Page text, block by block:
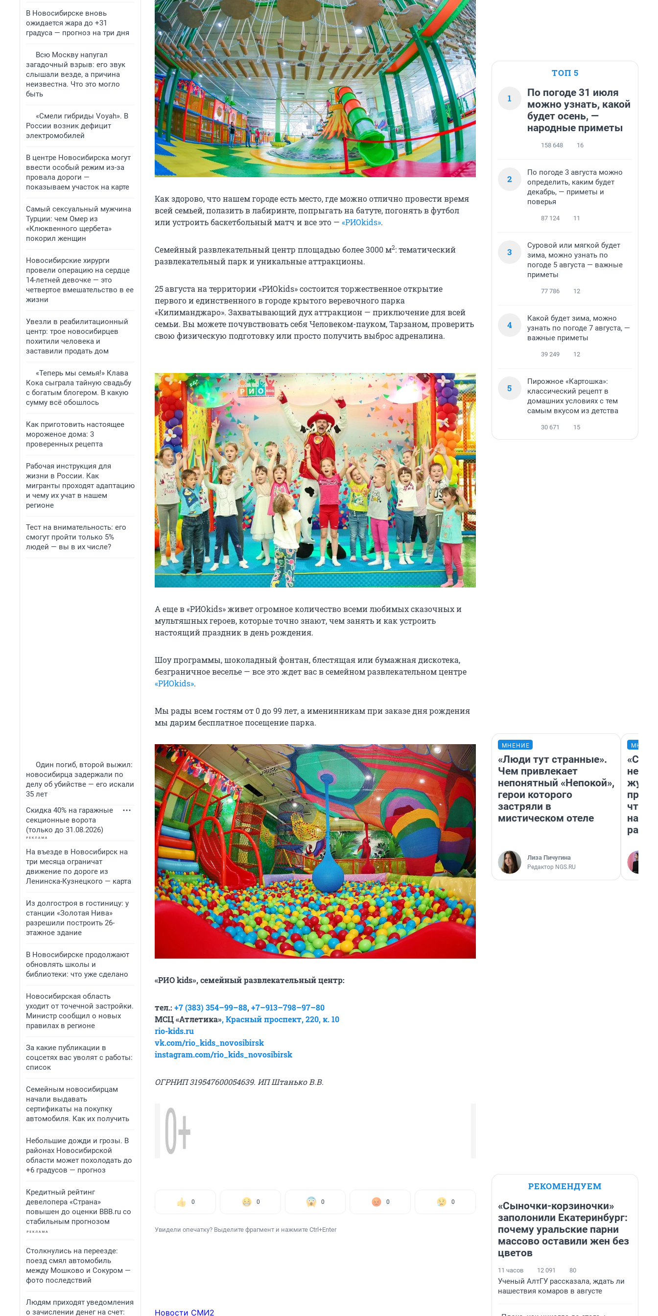
В Новосибирске вновь
ожидается жара до +31
градуса — прогноз на три дня
Всю Москву напугал
загадочный взрыв: его звук
слышали везде, а причина
неизвестна. Что это могло
быть
«Смели гибриды Voyah». В
России возник дефицит
электромобилей
В центре Новосибирска могут
ввести особый режим из-за
провала дороги —
показываем участок на карте
Самый сексуальный мужчина
Турции: чем Омер из
«Клюквенного щербета»
покорил женщин
Новосибирские хирурги
провели операцию на сердце
14-летней девочке — это
четвертое вмешательство в ее
жизни
Увезли в реабилитационный
центр: трое новосибирцев
похитили человека и
заставили продать дом
«Теперь мы семья!» Клава
Кока сыграла тайную свадьбу
с богатым блогером. В какую
сумму всё обошлось
Как приготовить настоящее
мороженое дома: 3
проверенных рецепта
Рабочая инструкция для
жизни в России. Как
мигранты проходят адаптацию
и чему их учат в нашем
регионе
Тест на внимательность: его
смогут пройти только 5%
людей — вы в их числе?
Один погиб, второй выжил:
новосибирца задержали по
делу об убийстве — его искали
35 лет
Скидка 40% на гаражные
секционные ворота
(только до 31.08.2026)
На въезде в Новосибирск на
три месяца ограничат
движение по дороге из
Ленинска-Кузнецкого — карта
Из долгостроя в гостиницу: у
станции «Золотая Нива»
разрешили построить 26-
этажное здание
В Новосибирске продолжают
обновлять школы и
библиотеки: что уже сделано
Новосибирская область
уходит от точечной застройки.
Министр сообщил о новых
правилах в регионе
За какие публикации в
соцсетях вас уволят с работы:
список
Семейным новосибирцам
начали выдавать
сертификаты на покупку
автомобиля. Как их получить
Небольшие дожди и грозы. В
районах Новосибирской
области может похолодать до
+6 градусов — прогноз
Кредитный рейтинг
девелопера «Страна»
повышен до оценки BBB.ru со
стабильным прогнозом
Столкнулись на переезде:
поезд смял автомобиль
между Мошково и Сокуром —
фото последствий
Людям приходят уведомления
о зачислении денег на счет:
Как здорово, что нашем городе есть место, где можно отлично провести время
всей семьей, полазить в лабиринте, попрыгать на батуте, погонять в футбол
или устроить баскетбольный матч и все это — «РИОkids».
Семейный развлекательный центр площадью более 3000 м2: тематический
развлекательный парк и уникальные аттракционы.
25 августа на территории «РИОkids» состоится торжественное открытие
первого и единственного в городе крытого веревочного парка
«Килиманджаро». Захватывающий дух аттракцион — приключение для всей
семьи. Вы можете почувствовать себя Человеком-пауком, Тарзаном, проверить
свою физическую подготовку или просто получить выброс адреналина.
А еще в «РИОkids» живет огромное количество всеми любимых сказочных и
мультяшных героев, которые точно знают, чем занять и как устроить
настоящий праздник в день рождения.
Шоу программы, шоколадный фонтан, блестящая или бумажная дискотека,
безграничное веселье — все это ждет вас в семейном развлекательном центре
«РИОkids».
Мы рады всем гостям от 0 до 99 лет, а именинникам при заказе дня рождения
мы дарим бесплатное посещение парка.
«РИОkids», семейный развлекательный центр:
тел.: +7 (383) 354–99–88,+7–913–798–97–80
МСЦ «Атлетика», Красный проспект, 220, к. 10
rio-kids.ru
vk.com/rio_kids_novosibirsk
instagram.com/rio_kids_novosibirsk
ОГРНИП 319547600054639. ИП Штанько В.В.
0 0 0 0 0
Увидели опечатку? Выделите фрагмент и нажмите Ctrl+Enter
Новости СМИ2
ТОП 5
1
По погоде 31 июля
можно узнать, какой
будет осень, —
народные приметы
158 648 16
2
По погоде 3 августа можно
определить, каким будет
декабрь, — приметы и
поверья
87 124 11
3
Суровой или мягкой будет
зима, можно узнать по
погоде 5 августа — важные
приметы
77 786 12
4
Какой будет зима, можно
узнать по погоде 7 августа, —
важные приметы
39 249 12
5
Пирожное «Картошка»:
классический рецепт в
домашних условиях с тем
самым вкусом из детства
30 671 15
МНЕНИЕ
«Люди тут странные».
Чем привлекает
непонятный «Непокой»,
герои которого
застряли в
мистическом отеле
Лиза Пичугина
Редактор NGS.RU
на
ради
РЕКОМЕНДУЕМ
«Сыночки-корзиночки»
заполонили Екатеринбург:
почему уральские парни
массово оставили жен без
цветов
11 часов 12 091 80
Ученый АлтГУ рассказала, ждать ли
нашествия комаров в августе